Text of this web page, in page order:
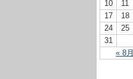
« 8月
10 11
17
18
24
25
31